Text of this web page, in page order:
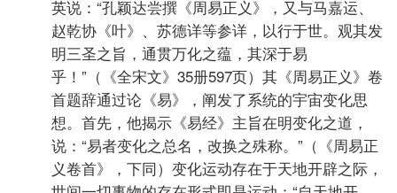
英说：“孔颖达尝撰《周易正义》，又与马嘉运、
赵乾协《叶》、苏德详等参详，以行于世。观其发
明三圣之旨，通贯万化之蕴，其深于易
乎！”（《全宋文》35册597页）其《周易正义》卷
首题辞通过论《易》，阐发了系统的宇宙变化思
想。首先，他揭示《易经》主旨在明变化之道，
说：“易者变化之总名，改换之殊称。”（《周易正
义卷首》，下同）变化运动存在于天地开辟之际，